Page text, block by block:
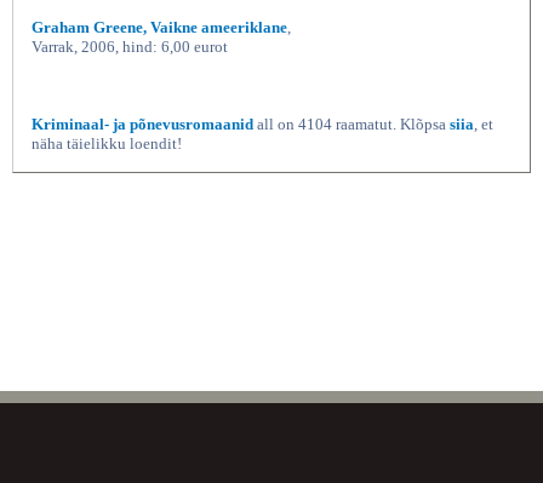
Graham Greene, Vaikne ameeriklane
Varrak, 2006, hind: 6,00 eurot
Kriminaal- ja põnevusromaanid all on 4104 raamatut. Klõpsa siia , et
näha täielikku loendit!